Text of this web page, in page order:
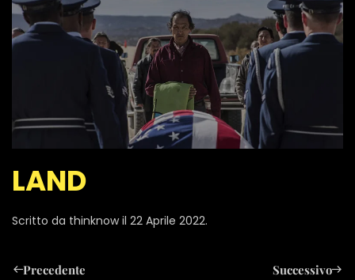
LAND
Scritto da thinknowil 22 Aprile 2022.
Precedente Successivo